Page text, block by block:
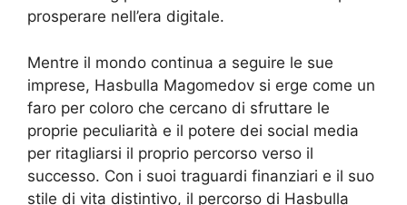
prosperare nell’era digitale.
Mentre il mondo continua a seguire le sue
imprese, Hasbulla Magomedov si erge come un
faro per coloro che cercano di sfruttare le
proprie peculiarità e il potere dei social media
per ritagliarsi il proprio percorso verso il
successo. Con i suoi traguardi finanziari e il suo
stile di vita distintivo, il percorso di Hasbulla